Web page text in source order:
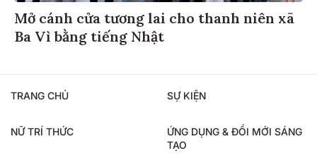
Mở cánh cửa tương lai cho thanh niên xã
Ba Vì bằng tiếng Nhật
TRANG CHỦ SỰ KIỆN
NỮ TRÍ THỨC
ỨNG DỤNG & ĐỔI MỚI SÁNG
TẠO